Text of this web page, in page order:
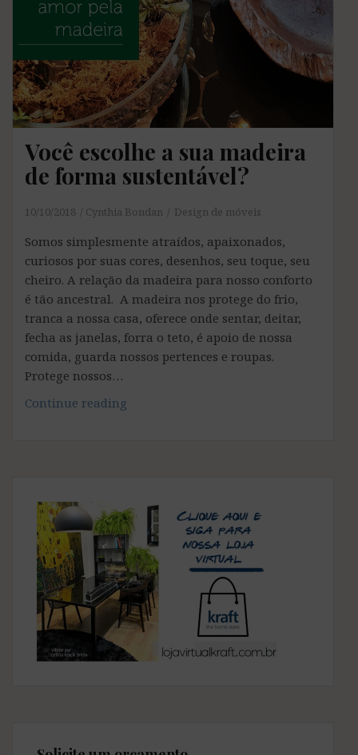
Você escolhe a sua madeira
de forma sustentável?
10/10/2018 Cynthia Bondan Design de móveis
Somos simplesmente atraídos, apaixonados,
curiosos por suas cores, desenhos, seu toque, seu
cheiro. A relação da madeira para nosso conforto
é tão ancestral. A madeira nos protege do frio,
tranca a nossa casa, oferece onde sentar, deitar,
fecha as janelas, forra o teto, é apoio de nossa
comida, guarda nossos pertences e roupas.
Protege nossos…
Continue reading
forma
sustentável?